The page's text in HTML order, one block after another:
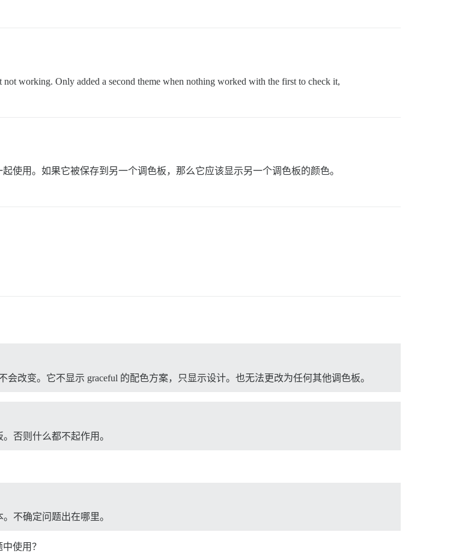
working. Only added a second theme when nothing worked with the first to check it,
使用。如果它被保存到另一个调色板，那么它应该显示另一个调色板的颜色。
改变。它不显示 graceful 的配色方案，只显示设计。也无法更改为任何其他调色板。
否则什么都不起作用。
不确定问题出在哪里。
使用？